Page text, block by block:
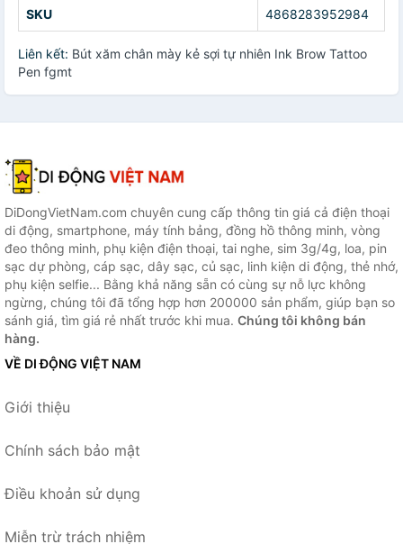
SKU 4868283952984
Liên kết: Bút xăm chân mày kẻ sợi tự nhiên Ink Brow Tattoo
Pen fgmt
DiDongVietNam.com chuyên cung cấp thông tin giá cả điện thoại
di động, smartphone, máy tính bảng, đồng hồ thông minh, vòng
đeo thông minh, phụ kiện điện thoại, tai nghe, sim 3g/4g, loa, pin
sạc dự phòng, cáp sạc, dây sạc, củ sạc, linh kiện di động, thẻ nhớ,
phụ kiện selfie... Bằng khả năng sẵn có cùng sự nỗ lực không
ngừng, chúng tôi đã tổng hợp hơn 200000 sản phẩm, giúp bạn so
sánh giá, tìm giá rẻ nhất trước khi mua. Chúng tôi không bán
hàng.
VỀ DI ĐỘNG VIỆT NAM
Giới thiệu
Chính sách bảo mật
Điều khoản sử dụng
Miễn trừ trách nhiệm